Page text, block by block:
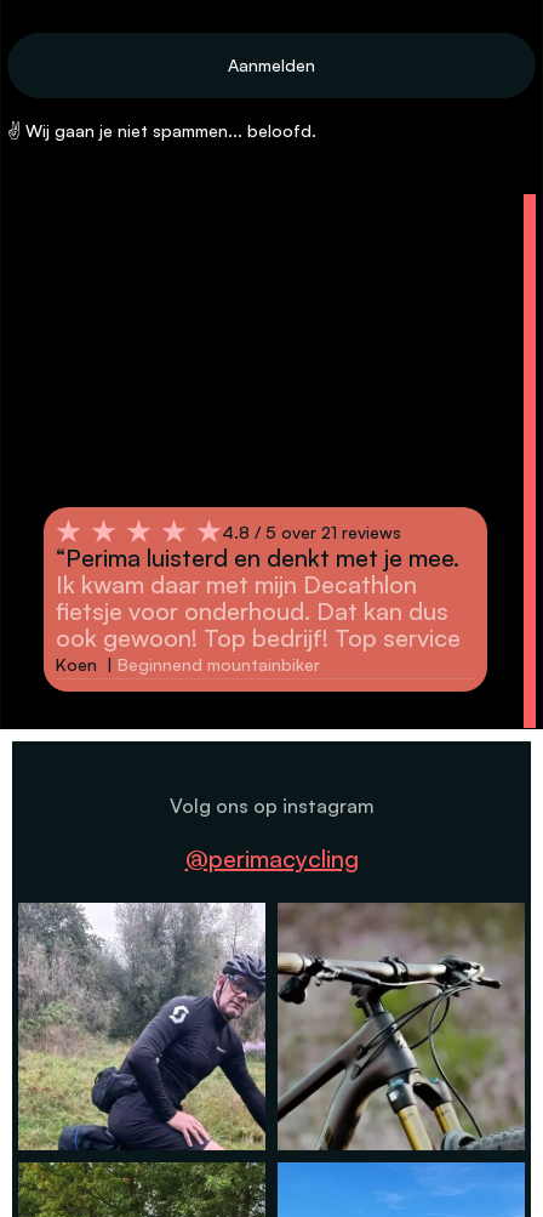
✌ Wij gaan je niet spammen... beloofd.
4.8 / 5 over 21 reviews
“Perima luisterd en denkt met je mee.
Ik kwam daar met mijn Decathlon
fietsje voor onderhoud. Dat kan dus
ook gewoon! Top bedrijf! Top service
Koen | Beginnend mountainbiker
Volg ons op instagram
@perimacycling